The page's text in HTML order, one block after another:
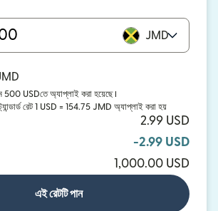
JMD
500 USDতে অ্যাপ্লাই করা হয়েছে।
রেট 1 USD = 154.75 JMD অ্যাপ্লাই করা হয়
2.99 USD
-2.99 USD
1,000.00 USD
এই রেটটি পান